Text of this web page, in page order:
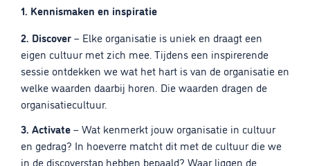
1. Kennismaken en inspiratie
2. Discover– Elke organisatie is uniek en draagt een
eigen cultuur met zich mee. Tijdens een inspirerende
sessie ontdekken we wat het hart is van de organisatie en
welke waarden daarbij horen. Die waarden dragen de
organisatiecultuur.
3. Activate– Wat kenmerkt jouw organisatie in cultuur
en gedrag? In hoeverre matcht dit met de cultuur die we
in de discoverstap hebben bepaald? Waar liggen de